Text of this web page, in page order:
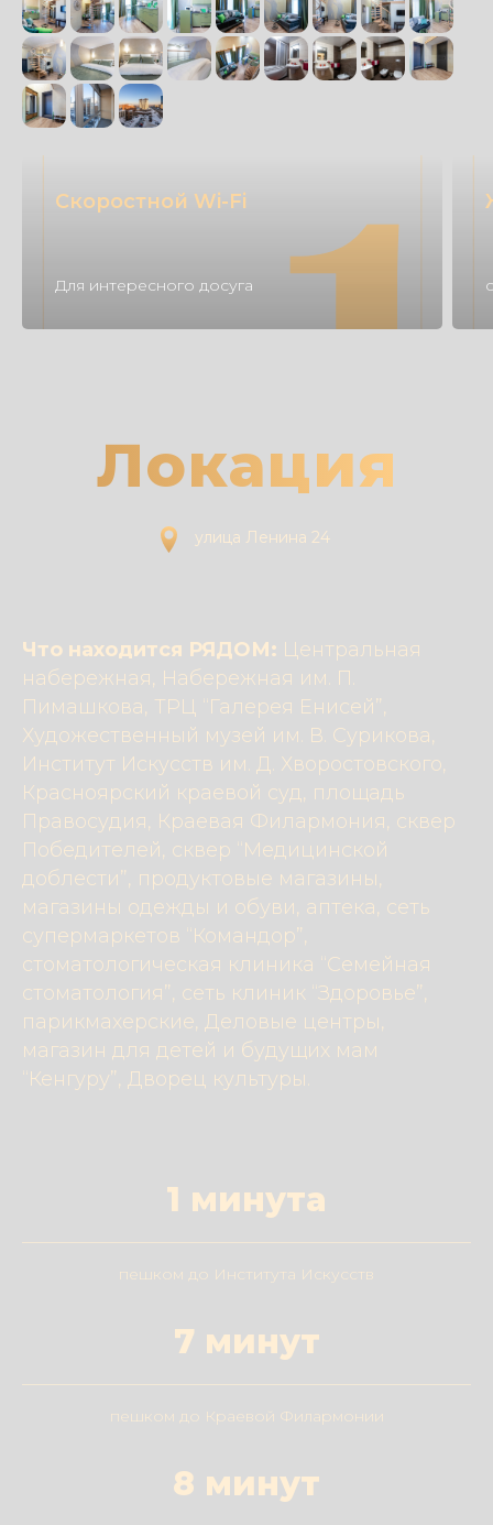
Скоростной Wi-Fi
Для интересного досуга
улица Ленина 24
Локация
Что находится РЯДОМ: Центральная
набережная, Набережная им. П.
Пимашкова, ТРЦ “Галерея Енисей”,
Художественный музей им. В. Сурикова,
Институт Искусств им. Д. Хворостовского,
Красноярский краевой суд, площадь
Правосудия, Краевая Филармония, сквер
Победителей, сквер “Медицинской
доблести”, продуктовые магазины,
магазины одежды и обуви, аптека, сеть
супермаркетов “Командор”,
стоматологическая клиника “Семейная
стоматология”, сеть клиник “Здоровье”,
парикмахерские, Деловые центры,
магазин для детей и будущих мам
“Кенгуру”, Дворец культуры.
1 минута
пешком до Института Искусств
7 минут
пешком до Краевой Филармонии
8 минут